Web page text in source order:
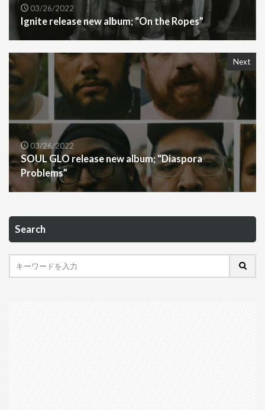
03/26/2022
Ignite release new album; “On the Ropes”
Next
03/26/2022
SOUL GLO release new album; “Diaspora
Problems”
Search